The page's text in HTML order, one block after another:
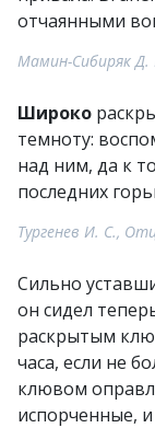
отчаянными
Мамин-Сибиряк Д.
Широко
темноту:
над ним, да к
последних
Тургенев И. С.,
Сильно
он сидел
раскрытым
часа, если не
клювом
испорченные,